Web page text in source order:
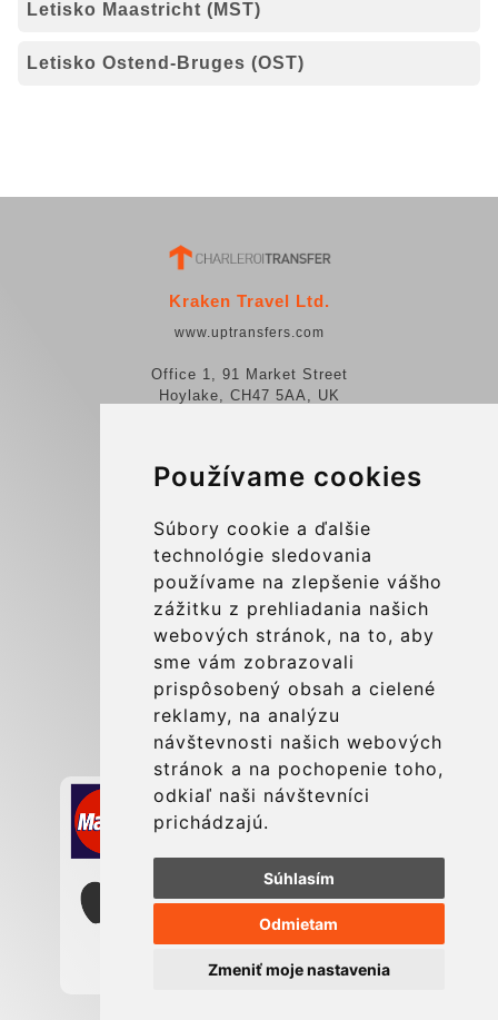
Používame cookies
Súbory cookie a ďalšie
technológie sledovania
používame na zlepšenie vášho
zážitku z prehliadania našich
webových stránok, na to, aby
sme vám zobrazovali
prispôsobený obsah a cielené
reklamy, na analýzu
návštevnosti našich webových
stránok a na pochopenie toho,
odkiaľ naši návštevníci
prichádzajú.
Súhlasím
Odmietam
Zmeniť moje nastavenia
Letisko Maastricht (MST)
Letisko Ostend-Bruges (OST)
Kraken Travel Ltd.
www.uptransfers.com
Office 1, 91 Market Street
Hoylake, CH47 5AA, UK
© 2026 Kraken Travel Ltd.
More
Blog
Update cookies preferences
Contact
info@charleroiexpress.be
Secure Payment with STRIPE